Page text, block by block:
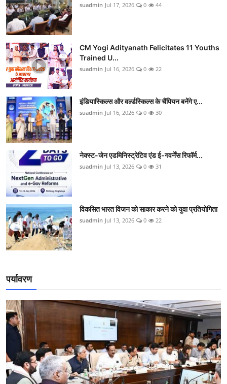
suadmin Jul 17, 2026 0 44
CM Yogi Adityanath Felicitates 11 Youths
Trained U...
suadmin Jul 16, 2026 0 22
इंडियास्किल्स और वर्ल्डस्किल्स के चैंपियन बनेंगे ए...
suadmin Jul 16, 2026 0 30
नेक्स्ट-जेन एडमिनिस्ट्रेटिव एंड ई-गवर्नेंस रिफॉर्म...
suadmin Jul 13, 2026 0 31
विकसित भारत विजन को साकार करने को युवा प्रतियोगिता
suadmin Jul 13, 2026 0 22
पर्यावरण